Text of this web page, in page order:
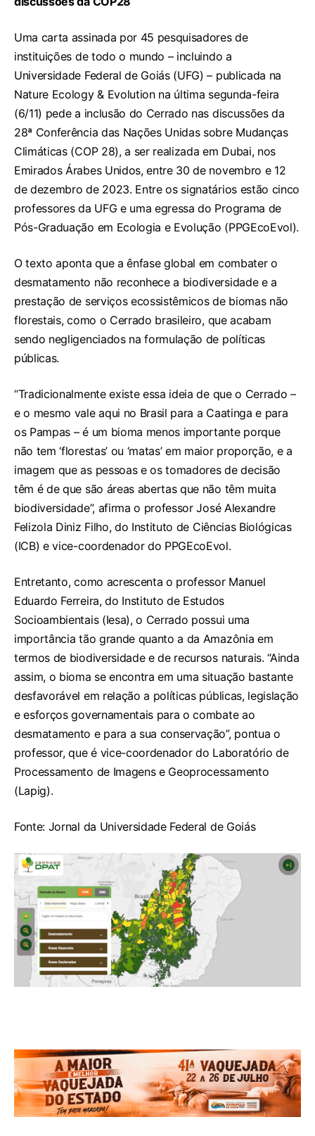
Uma carta assinada por 45 pesquisadores de
instituições de todo o mundo – incluindo a
Universidade Federal de Goiás (UFG) – publicada na
Nature Ecology & Evolution na última segunda-feira
(6/11) pede a inclusão do Cerrado nas discussões da
28ª Conferência das Nações Unidas sobre Mudanças
Climáticas (COP 28), a ser realizada em Dubai, nos
Emirados Árabes Unidos, entre 30 de novembro e 12
de dezembro de 2023. Entre os signatários estão cinco
professores da UFG e uma egressa do Programa de
Pós-Graduação em Ecologia e Evolução (PPGEcoEvol).
O texto aponta que a ênfase global em combater o
desmatamento não reconhece a biodiversidade e a
prestação de serviços ecossistêmicos de biomas não
florestais, como o Cerrado brasileiro, que acabam
sendo negligenciados na formulação de políticas
públicas.
“Tradicionalmente existe essa ideia de que o Cerrado –
e o mesmo vale aqui no Brasil para a Caatinga e para
os Pampas – é um bioma menos importante porque
não tem ‘florestas’ ou ‘matas’ em maior proporção, e a
imagem que as pessoas e os tomadores de decisão
têm é de que são áreas abertas que não têm muita
biodiversidade”, afirma o professor José Alexandre
Felizola Diniz Filho, do Instituto de Ciências Biológicas
(ICB) e vice-coordenador do PPGEcoEvol.
Entretanto, como acrescenta o professor Manuel
Eduardo Ferreira, do Instituto de Estudos
Socioambientais (Iesa), o Cerrado possui uma
importância tão grande quanto a da Amazônia em
termos de biodiversidade e de recursos naturais. “Ainda
assim, o bioma se encontra em uma situação bastante
desfavorável em relação a políticas públicas, legislação
e esforços governamentais para o combate ao
desmatamento e para a sua conservação”, pontua o
professor, que é vice-coordenador do Laboratório de
Processamento de Imagens e Geoprocessamento
(Lapig).
Fonte: Jornal da Universidade Federal de Goiás